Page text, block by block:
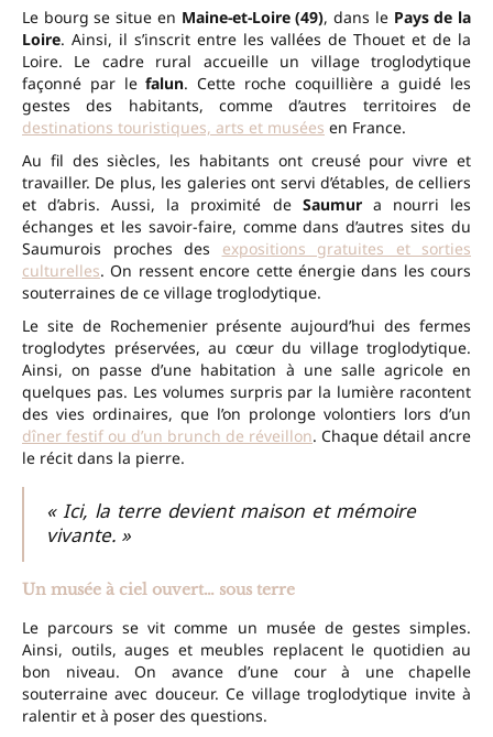
Le bourg se situe en Maine-et-Loire (49), dans le Pays de la
Loire. Ainsi, il s’inscrit entre les vallées de Thouet et de la
Loire. Le cadre rural accueille un village troglodytique
façonné par lefalun. Cette roche coquillière a guidé les
gestes des habitants, comme d’autres territoires de
destinations touristiques, arts et musées en France.
Au fil des siècles, les habitants ont creusé pour vivre et
travailler. De plus, les galeries ont servi d’étables, de celliers
et d’abris. Aussi, la proximité de Saumura nourri les
échanges et les savoir-faire, comme dans d’autres sites du
Saumurois proches des expositions gratuites et sorties
culturelles. On ressent encore cette énergie dans les cours
souterraines de ce village troglodytique.
Le site de Rochemenier présente aujourd’hui des fermes
troglodytes préservées, au cœur du village troglodytique.
Ainsi, on passe d’une habitation à une salle agricole en
quelques pas. Les volumes surpris par la lumière racontent
des vies ordinaires, que l’on prolonge volontiers lors d’un
dîner festif ou d’un brunch de réveillon. Chaque détail ancre
le récit dans la pierre.
« Ici, la terre devient maison et mémoire
vivante. »
Un musée à ciel ouvert… sous terre
Le parcours se vit comme un musée de gestes simples.
Ainsi, outils, auges et meubles replacent le quotidien au
bon niveau. On avance d’une cour à une chapelle
souterraine avec douceur. Ce village troglodytique invite à
ralentir et à poser des questions.